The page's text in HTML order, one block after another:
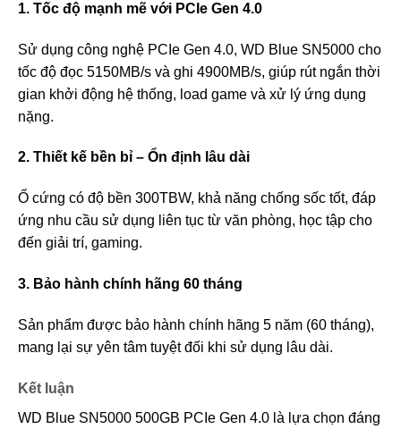
1. Tốc độ mạnh mẽ với PCIe Gen 4.0
Sử dụng công nghệ PCIe Gen 4.0, WD Blue SN5000 cho
tốc độ đọc 5150MB/s và ghi 4900MB/s, giúp rút ngắn thời
gian khởi động hệ thống, load game và xử lý ứng dụng
nặng.
2. Thiết kế bền bỉ – Ổn định lâu dài
Ổ cứng có độ bền 300TBW, khả năng chống sốc tốt, đáp
ứng nhu cầu sử dụng liên tục từ văn phòng, học tập cho
đến giải trí, gaming.
3. Bảo hành chính hãng 60 tháng
Sản phẩm được bảo hành chính hãng 5 năm (60 tháng),
mang lại sự yên tâm tuyệt đối khi sử dụng lâu dài.
Kết luận
WD Blue SN5000 500GB PCIe Gen 4.0 là lựa chọn đáng